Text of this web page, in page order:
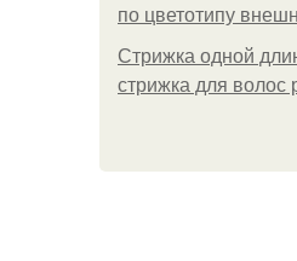
по цветотипу
Стрижка одной
стрижка для волос